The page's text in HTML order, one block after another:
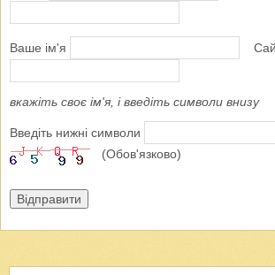
Ваше ім'я
вкажіть своє ім'я, і введіть символи внизу
Введіть нижні символи
(Обов'язково)
Відправити